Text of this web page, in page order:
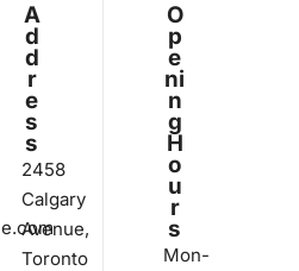
A
d
d
r
e
s
s
2458
Calgary
Avenue,
Toronto
O
p
e
ni
n
g
H
o
u
r
s
Mon-